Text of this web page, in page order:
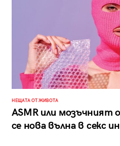
НЕЩАТА ОТ ЖИВОТА
ASMR или мозъчният
се нова вълна в секс